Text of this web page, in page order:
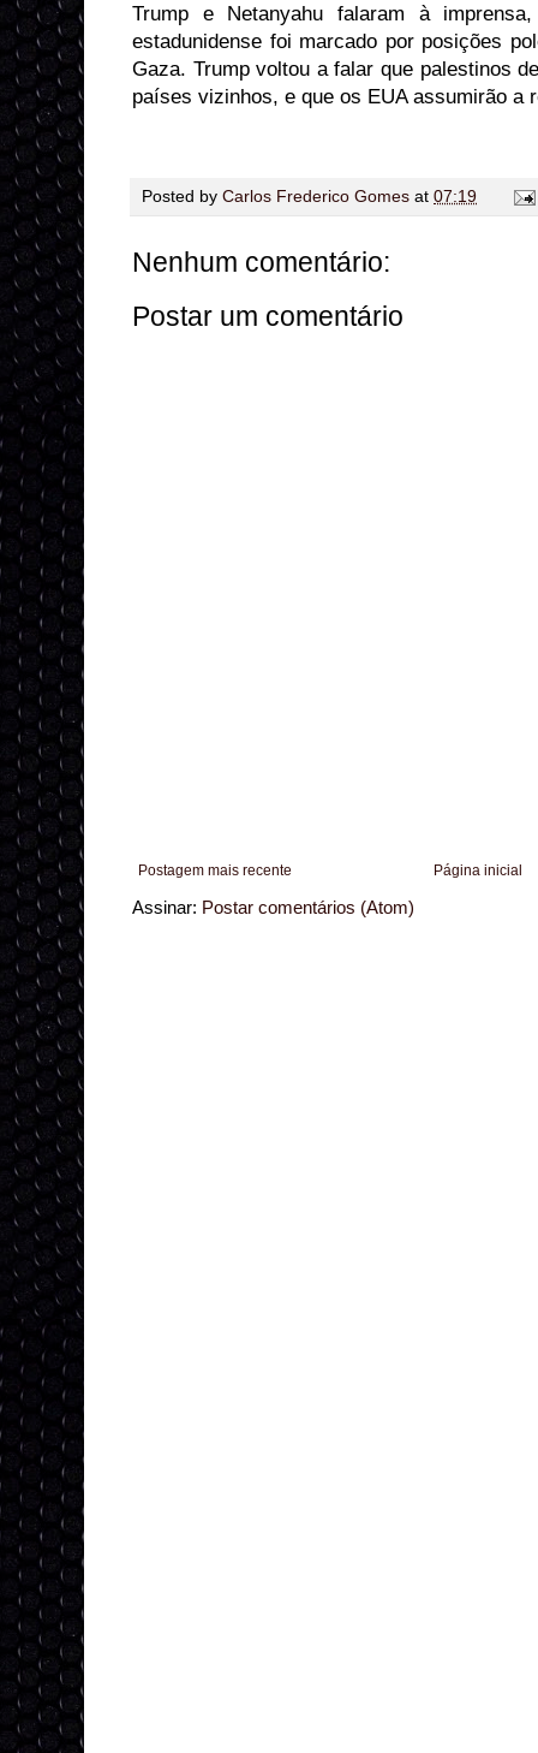
Trump e Netanyahu falaram à
estadunidense foi marcado por posições
Gaza. Trump voltou a falar que palestinos
países vizinhos, e que os EUA assumirão a
Posted by Carlos Frederico Gomes at 07:19
Nenhum comentário:
Postar um comentário
Postagem mais recente Página inicial
Assinar: Postar comentários (Atom)